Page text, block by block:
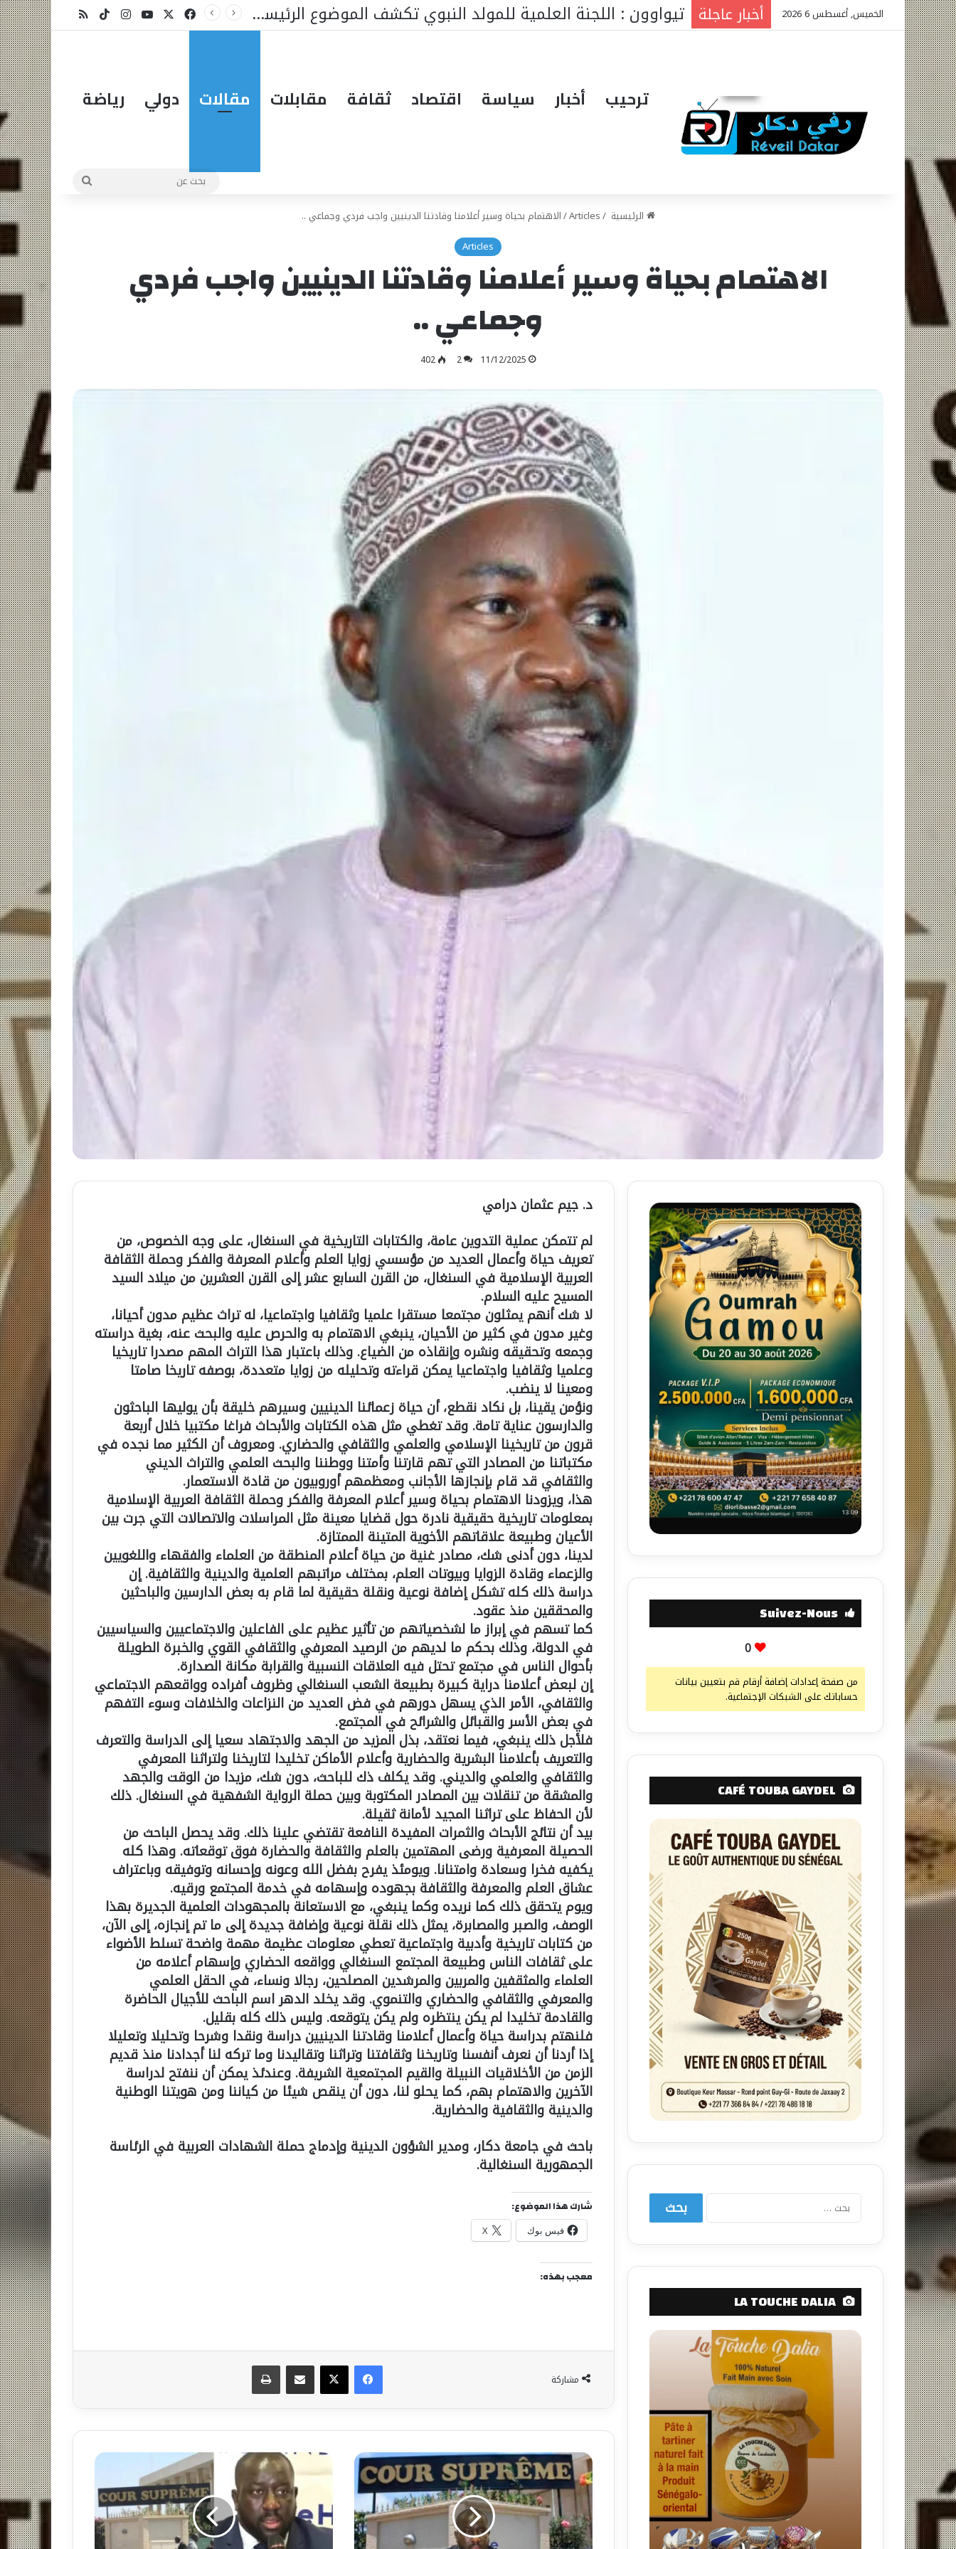
الخميس, أغسطس 6 2026 أخبار عاجلة المتوسط ينتظر من يقود المستقبل… هل تكون إيطاليا صاحبة المبادرة؟ فيسبوكيوتيوبانستقرام
‫TikTokملخص الموقع RSS
ترحيب أخبار سياسة اقتصاد ثقافة مقابلات مقالات دولي رياضة
بحث
الرئيسية /
Articles
/الاهتمام بحياة وسير أعلامنا وقادتنا الدينيين واجب فردي وجماعي ..
Articles
الاهتمام بحياة وسير أعلامنا وقادتنا الدينيين واجب فردي
وجماعي ..
11/12/2025
2
402
د. جيم عثمان درامي
لم تتمكن عملية التدوين عامة، والكتابات التاريخية في السنغال، على وجه الخصوص، من
تعريف حياة وأعمال العديد من مؤسسي زوايا العلم وأعلام المعرفة والفكر وحملة الثقافة
العربية الإسلامية في السنغال، من القرن السابع عشر إلى القرن العشرين من ميلاد السيد
المسيح عليه السلام.
لا شك أنهم يمثلون مجتمعا مستقرا علميا وثقافيا واجتماعيا، له تراث عظيم مدون أحيانا،
وغير مدون في كثير من الأحيان، ينبغي الاهتمام به والحرص عليه والبحث عنه، بغية دراسته
وجمعه وتحقيقه ونشره وإنقاذه من الضياع. وذلك باعتبار هذا التراث المهم مصدرا تاريخيا
وعلميا وثقافيا واجتماعيا يمكن قراءته وتحليله من زوايا متعددة، بوصفه تاريخا صامتا
ومعينا لا ينضب.
ونؤمن يقينا، بل نكاد نقطع، أن حياة زعمائنا الدينيين وسيرهم خليقة بأن يوليها الباحثون
والدارسون عناية تامة. وقد تغطي مثل هذه الكتابات والأبحاث فراغا مكتبيا خلال أربعة
قرون من تاريخينا الإسلامي والعلمي والثقافي والحضاري. ومعروف أن الكثير مما نجده في
مكتباتنا من المصادر التي تهم قارتنا وأمتنا ووطننا والبحث العلمي والتراث الديني
والثقافي قد قام بإنجازها الأجانب ومعظمهم أوروبيون من قادة الاستعمار.
هذا، ويزودنا الاهتمام بحياة وسير أعلام المعرفة والفكر وحملة الثقافة العربية الإسلامية
بمعلومات تاريخية حقيقية نادرة حول قضايا معينة مثل المراسلات والاتصالات التي جرت بين
الأعيان وطبيعة علاقاتهم الأخوية المتينة الممتازة.
لدينا، دون أدنى شك، مصادر غنية من حياة أعلام المنطقة من العلماء والفقهاء واللغويين
والزعماء وقادة الزوايا وبيوتات العلم، بمختلف مراتبهم العلمية والدينية والثقافية. إن
دراسة ذلك كله تشكل إضافة نوعية ونقلة حقيقية لما قام به بعض الدارسين والباحثين
والمحققين منذ عقود.
كما تسهم في إبراز ما لشخصياتهم من تأثير عظيم على الفاعلين والاجتماعيين والسياسيين
في الدولة، وذلك بحكم ما لديهم من الرصيد المعرفي والثقافي القوي والخبرة الطويلة
بأحوال الناس في مجتمع تحتل فيه العلاقات النسبية والقرابة مكانة الصدارة.
إن لبعض أعلامنا دراية كبيرة بطبيعة الشعب السنغالي وظروف أفراده وواقعهم الاجتماعي
والثقافي، الأمر الذي يسهل دورهم في فض العديد من النزاعات والخلافات وسوء التفهم
في بعض الأسر والقبائل والشرائح في المجتمع.
فلأجل ذلك ينبغي، فيما نعتقد، بذل المزيد من الجهد والاجتهاد سعيا إلى الدراسة والتعرف
والتعريف بأعلامنا البشرية والحضارية وأعلام الأماكن تخليدا لتاريخنا ولتراثنا المعرفي
والثقافي والعلمي والديني. وقد يكلف ذك للباحث، دون شك، مزيدا من الوقت والجهد
والمشقة من تنقلات بين المصادر المكتوبة وبين حملة الرواية الشفهية في السنغال. ذلك
لأن الحفاظ على تراثنا المجيد لأمانة ثقيلة.
بيد أن نتائج الأبحاث والثمرات المفيدة النافعة تقتضي علينا ذلك. وقد يحصل الباحث من
الحصيلة المعرفية ورضى المهتمين بالعلم والثقافة والحضارة فوق توقعاته. وهذا كله
يكفيه فخرا وسعادة وامتنانا. ويومئذ يفرح بفضل الله وعونه وإحسانه وتوفيقه وباعتراف
عشاق العلم والمعرفة والثقافة بجهوده وإسهامه في خدمة المجتمع ورقيه.
ويوم يتحقق ذلك كما نريده وكما ينبغي، مع الاستعانة بالمجهودات العلمية الجديرة بهذا
الوصف، والصبر والمصابرة، يمثل ذلك نقلة نوعية وإضافة جديدة إلى ما تم إنجازه، إلى الآن،
من كتابات تاريخية وأدبية واجتماعية تعطي معلومات عظيمة مهمة واضحة تسلط الأضواء
على ثقافات الناس وطبيعة المجتمع السنغالي وواقعه الحضاري وإسهام أعلامه من
العلماء والمثقفين والمربين والمرشدين المصلحين، رجالا ونساء، في الحقل العلمي
والمعرفي والثقافي والحضاري والتنموي. وقد يخلد الدهر اسم الباحث للأجيال الحاضرة
والقادمة تخليدا لم يكن ينتظره ولم يكن يتوقعه. وليس ذلك كله بقليل.
فلنهتم بدراسة حياة وأعمال أعلامنا وقادتنا الدينيين دراسة ونقدا وشرحا وتحليلا وتعليلا
إذا أردنا أن نعرف أنفسنا وتاريخنا وثقافتنا وتراثنا وتقاليدنا وما تركه لنا أجدادنا منذ قديم
الزمن من الأخلاقيات النبيلة والقيم المجتمعية الشريفة. وعندئذ يمكن أن ننفتح لدراسة
الآخرين والاهتمام بهم، كما يحلو لنا، دون أن ينقص شيئا من كياننا ومن هويتنا الوطنية
والدينية والثقافية والحضارية.
باحث في جامعة دكار، ومدير الشؤون الدينية وإدماج حملة الشهادات العربية في الرئاسة
الجمهورية السنغالية.
شارك هذا الموضوع:
فيس بوك X
معجب بهذه:
مشاركة
فيسبوكX مشاركة عبر البريد طباعة
Suivez-Nous
0
من صفحة إعدادات إضافة أرقام قم بتعيين بيانات
حساباتك على الشبكات الإجتماعية.
CAFÉ TOUBA GAYDEL
البحث
LA TOUCHE DALIA